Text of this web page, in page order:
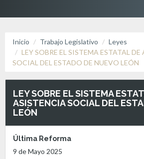
Inicio Trabajo Legislativo
Leyes
LEY SOBRE EL SISTEMA ESTATAL
SOCIAL DEL ESTADO DE NUEVO LEÓN
LEY SOBRE EL SISTEMA
ASISTENCIA SOCIAL DEL
LEÓN
Última Reforma
9 de Mayo 2025